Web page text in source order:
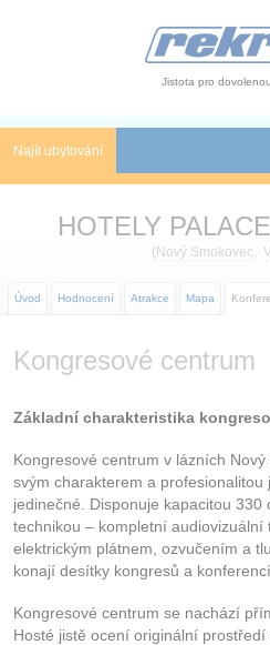
Jistota pro
Najít ubytování
Autobusové zájezdy
O nás
Kontakt
HOTELY
( Nový Smokovec,
Úvod Hodnocení Atrakce Mapa
Kongresové centrum
Základní charakteristika
Kongresové centrum v lázních
svým charakterem a profesionalitou
jedinečné. Disponuje kapacitou 330
technikou – kompletní audiovizuální
elektrickým plátnem, ozvučením a
konají desítky kongresů a konferencí.
Kongresové centrum se nachází
Hosté jistě ocení originální